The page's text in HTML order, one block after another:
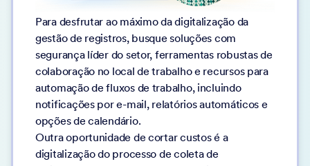
Para desfrutar ao máximo da digitalização da
gestão de registros, busque soluções com
segurança líder do setor, ferramentas robustas de
colaboração no local de trabalho e recursos para
automação de fluxos de trabalho, incluindo
notificações por e-mail, relatórios automáticos e
opções de calendário.
Outra oportunidade de cortar custos é a
digitalização do processo de coleta de